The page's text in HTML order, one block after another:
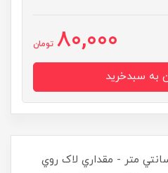
80,000 تومان
شابلون حدودا 14×10 سانتي متر - مقداري لاک روي